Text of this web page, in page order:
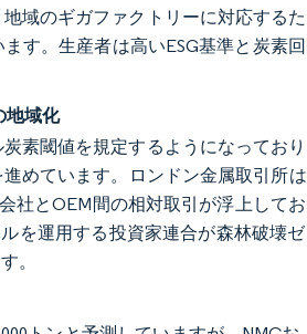
域のギガファクトリーに対応する
す。生産者は高いESG基準と炭素
地域化
素閾値を規定するようになってお
めています。ロンドン金属取引所
社とOEM間の相対取引が浮上して
を運用する投資家連合が森林破壊
。